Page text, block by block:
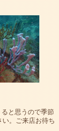
と思うので季節
。ご来店お待ち